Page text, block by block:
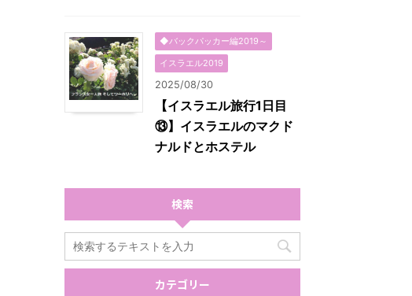
◆バックパッカー編2019～
イスラエル2019
2025/08/30
【イスラエル旅行1日目
⑬】イスラエルのマクド
ナルドとホステル
検索
カテゴリー